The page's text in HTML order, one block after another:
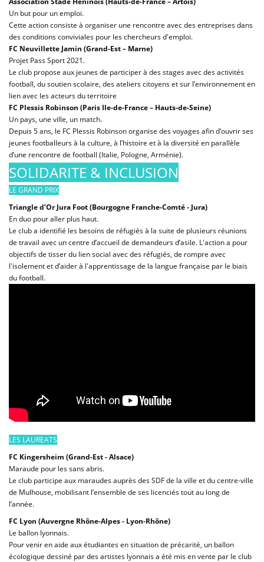
Un but pour un emploi.
Cette action consiste à organiser une rencontre avec des entreprises dans
des conditions conviviales pour les chercheurs d'emploi.
FC Neuvillette Jamin (Grand-Est – Marne)
Projet Pass Sport 2021.
Le club propose aux jeunes de participer à des stages avec des activités
football, du soutien scolaire, des ateliers citoyens et sur l’environnement en
lien avec les acteurs du territoire
FC Plessis Robinson (Paris Ile-de-France – Hauts-de-Seine)
Un pays, une ville, un match.
Depuis 5 ans, le FC Plessis Robinson organise des voyages afin d’ouvrir ses
jeunes footballeurs à la culture, à l’histoire et à la diversité en parallèle
d’une rencontre de football (Italie, Pologne, Arménie).
SOLIDARITE & INCLUSION
LE GRAND PRIX
Triangle d’Or Jura Foot (Bourgogne Franche-Comté - Jura)
En duo pour aller plus haut.
Le club a identifié les besoins de réfugiés à la suite de plusieurs réunions
de travail avec un centre d’accueil de demandeurs d’asile. L'action a pour
objectifs de tisser du lien social avec des réfugiés, de rompre avec
l'isolement et d’aider à l'apprentissage de la langue française par le biais
du football.
LES LAUREATS
FC Kingersheim (Grand-Est - Alsace)
Maraude pour les sans abris.
Le club participe aux maraudes auprès des SDF de la ville et du centre-ville
de Mulhouse, mobilisant l’ensemble de ses licenciés tout au long de
l’année.
FC Lyon (Auvergne Rhône-Alpes - Lyon-Rhône)
Le ballon lyonnais.
Pour venir en aide aux étudiantes en situation de précarité, un ballon
écologique dessiné par des artistes lyonnais a été mis en vente par le club